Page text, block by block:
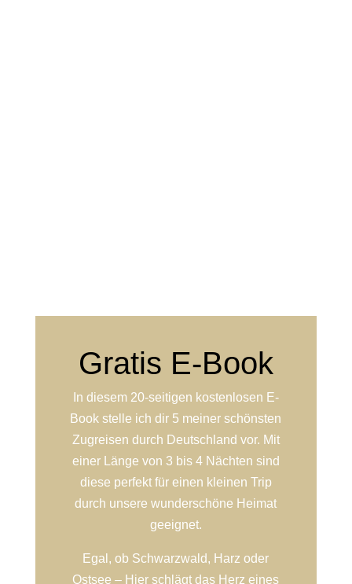
Gratis E-Book
In diesem 20-seitigen kostenlosen E-
Book stelle ich dir 5 meiner schönsten
Zugreisen durch Deutschland vor. Mit
einer Länge von 3 bis 4 Nächten sind
diese perfekt für einen kleinen Trip
durch unsere wunderschöne Heimat
geeignet.
Egal, ob Schwarzwald, Harz oder
Ostsee – Hier schlägt das Herz eines